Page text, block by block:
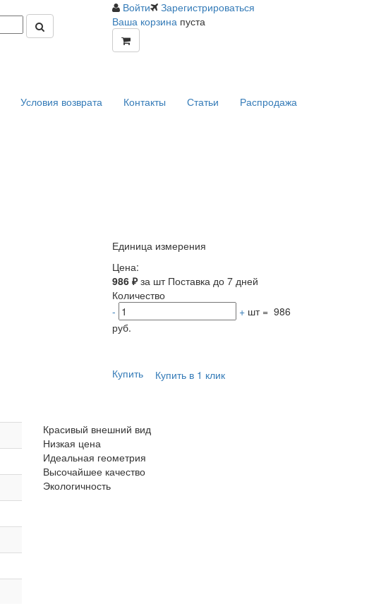
Войти
Зарегистрироваться
Ваша корзина пуста
Условия возврата Контакты Статьи Распродажа
Единица измерения
Цена:
986 ₽за шт Поставка до 7 дней
Количество
-
+ шт = 986
руб.
Купить
Купить в 1 клик
Красивый внешний вид
Низкая цена
Идеальная геометрия
Высочайшее качество
Экологичность